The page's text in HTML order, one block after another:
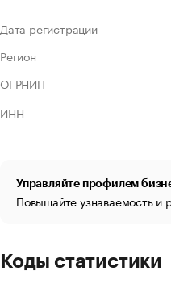
Дата регистрации
Регион
ОГРНИП
ИНН
Управляйте профилем
Повышайте узнаваемость и
Коды статистики